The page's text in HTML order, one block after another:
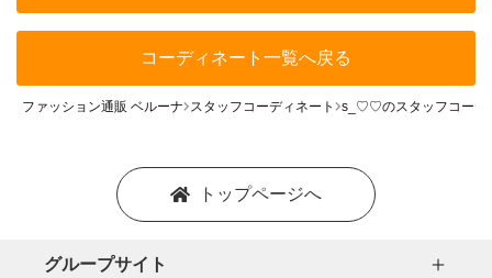
コーディネート一覧へ戻る
ファッション通販 ベルーナ スタッフコーディネート s_♡♡のスタッフコーデ
トップページへ
グループサイト